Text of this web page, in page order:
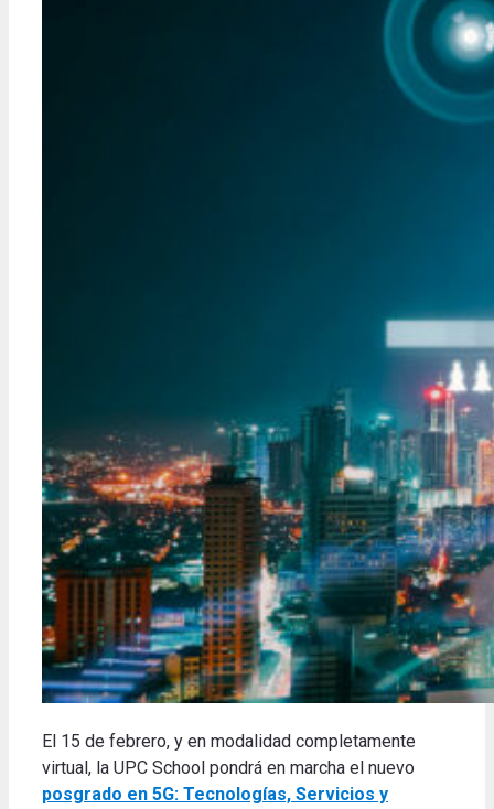
El 15 de febrero, y en modalidad completamente
virtual, la UPC School pondrá en marcha el nuevo
posgrado en 5G: Tecnologías, Servicios y